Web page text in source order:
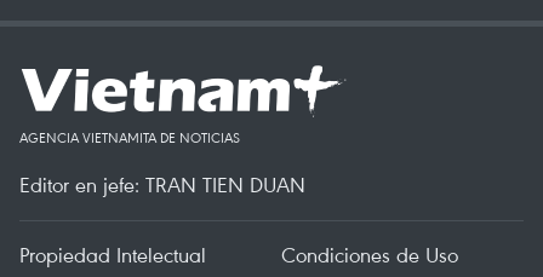
AGENCIA VIETNAMITA DE NOTICIAS
Editor en jefe: TRAN TIEN DUAN
Propiedad Intelectual
Condiciones de Uso